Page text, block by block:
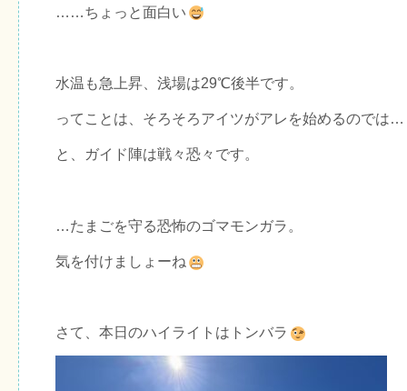
……ちょっと面白い
水温も急上昇、浅場は29℃後半です。
ってことは、そろそろアイツがアレを始めるのでは…
と、ガイド陣は戦々恐々です。
…たまごを守る恐怖のゴマモンガラ。
気を付けましょーね
さて、本日のハイライトはトンバラ